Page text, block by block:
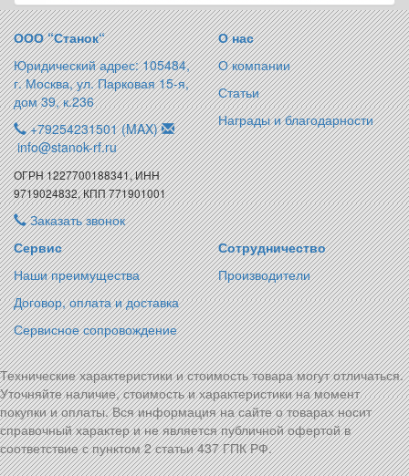
ООО “Станок“
Юридический адрес: 105484,
г. Москва, ул. Парковая 15-я,
дом 39, к.236
+79254231501 (MAX)
info@stanok-rf.ru
ОГРН 1227700188341, ИНН
9719024832, КПП 771901001
Заказать звонок
О нас
О компании
Статьи
Награды и благодарности
Сервис
Наши преимущества
Договор, оплата и доставка
Сервисное сопровождение
Сотрудничество
Производители
Технические характеристики и стоимость товара могут отличаться.
Уточняйте наличие, стоимость и характеристики на момент
покупки и оплаты. Вся информация на сайте о товарах носит
справочный характер и не является публичной офертой в
соответствие с пунктом 2 статьи 437 ГПК РФ.